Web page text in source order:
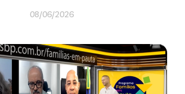
08/06/2026